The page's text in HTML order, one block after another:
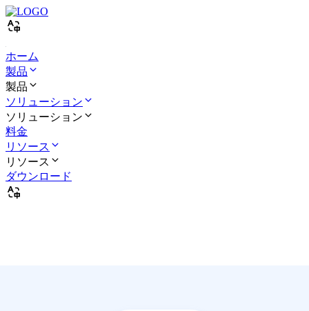
ホーム
製品
製品
ソリューション
ソリューション
料金
リソース
リソース
ダウンロード